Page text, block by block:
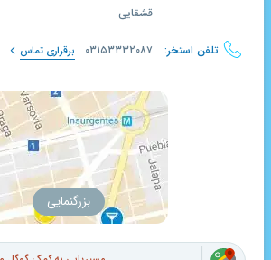
قشقایی
تلفن استخر: ۰۳۱۵۳۳۳۲۰۸۷ برقراری تماس
بزرگنمایی